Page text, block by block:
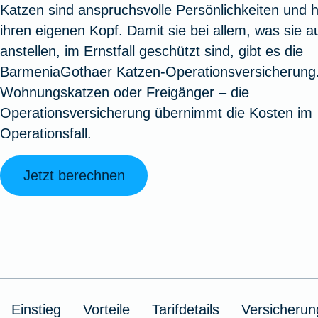
Oldtimerversicherung
Fahrradversicherung
Zur Produktübersicht
Rundum-
Jagd-
Jäger-
Augenzusatzversicherung
Pflegemonatsgeld
Zur Produktübersicht
Zur
Zur
Vermögensschadenversicherung
Zur Produktübersicht
Spezialversicherungen
Zur Serviceübersicht
Katzen sind anspruchsvolle Persönlichkeiten und
ihren eigenen Kopf. Damit sie bei allem, was sie
anstellen, im Ernstfall geschützt sind, gibt es die
BarmeniaGothaer Katzen-
Wohnungskatzen oder Freigänger – die
Operationsversicherung übernimmt die Kosten im
Operationsfall.
Jetzt berechnen
Einstieg Vorteile Tarifdetails